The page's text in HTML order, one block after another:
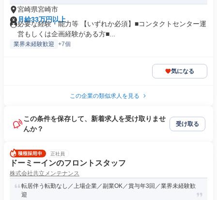
宮崎県宮崎市
月給33万円以上
必要な経験・能力等 【いずれか必須】■コンタクトセンター運
営もしくは企画経験がある方■...
業界未経験歓迎 +7個
気になる
この企業の類似求人を見る
この条件を保存して、新着求人を受け取りませ
んか？
受け取る
正社員
ドーミーインのフロントスタッフ
株式会社共立メンテナンス
転居伴う転勤なし／上場企業／副業OK／賞与年3回／業界未経験歓
迎